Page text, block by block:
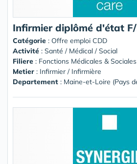
Infirmier diplômé d'état
Catégorie : Offre emploi CDD
Activité : Santé / Médical / Social
Filiere : Fonctions Médicales & Sociales
Metier : Infirmier / Infirmière
Departement : Maine-et-Loire (Pays